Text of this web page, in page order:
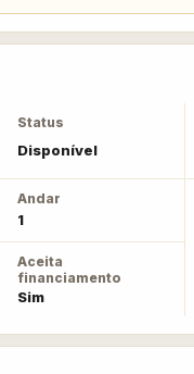
Status
Disponível
Andar
1
Aceita
financiamento
Sim